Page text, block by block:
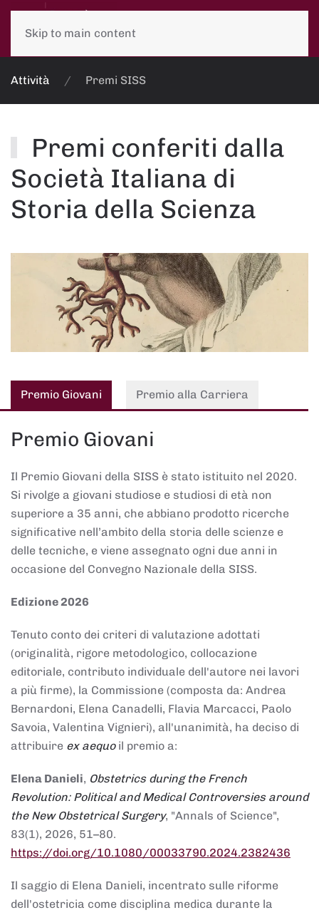
Skip to main content
Attività Premi SISS
Premi conferiti dalla
Società Italiana di
Storia della Scienza
Premio Giovani Premio alla Carriera
Premio Giovani
Il Premio Giovani della SISS è stato istituito nel 2020.
Si rivolge a giovani studiose e studiosi di età non
superiore a 35 anni, che abbiano prodotto ricerche
significative nell’ambito della storia delle scienze e
delle tecniche, e viene assegnato ogni due anni in
occasione del Convegno Nazionale della SISS.
Edizione 2026
Tenuto conto dei criteri di valutazione adottati
(originalità, rigore metodologico, collocazione
editoriale, contributo individuale dell'autore nei lavori
a più firme), la Commissione (composta da: Andrea
Bernardoni, Elena Canadelli, Flavia Marcacci, Paolo
Savoia, Valentina Vignieri), all'unanimità, ha deciso di
attribuire ex aequoil premio a:
Elena Danieli, Obstetrics during the French
Revolution: Political and Medical Controversies around
the New Obstetrical Surgery, "Annals of Science",
83(1), 2026, 51–80.
https://doi.org/10.1080/00033790.2024.2382436
Il saggio di Elena Danieli, incentrato sulle riforme
dell'ostetricia come disciplina medica durante la